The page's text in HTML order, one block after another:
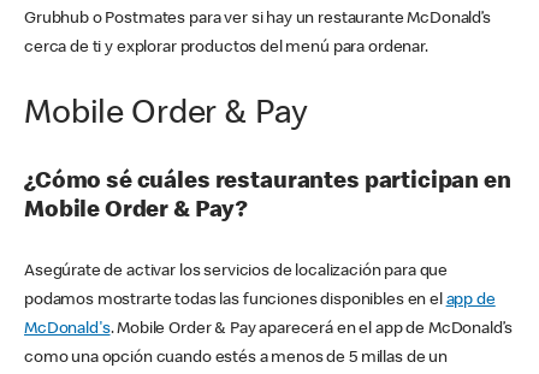
Grubhub o Postmates para ver si hay un restaurante McDonald’s
cerca de ti y explorar productos del menú para ordenar.
Mobile Order & Pay
¿Cómo sé cuáles restaurantes participan en
Mobile Order & Pay?
Asegúrate de activar los servicios de localización para que
podamos mostrarte todas las funciones disponibles en el app de
McDonald's. Mobile Order & Pay aparecerá en el app de McDonald’s
como una opción cuando estés a menos de 5 millas de un